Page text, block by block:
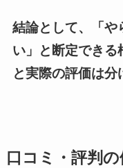
結論として、「や
い」と断定できる
と実際の評価は分
口コミ・評判の